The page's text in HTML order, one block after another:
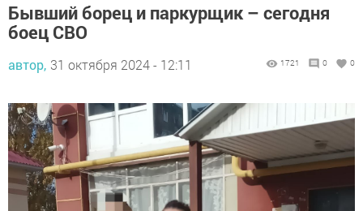
Бывший борец и паркурщик – сегодня
боец СВО
автор, 31 октября 2024 - 12:11 1721 0 0